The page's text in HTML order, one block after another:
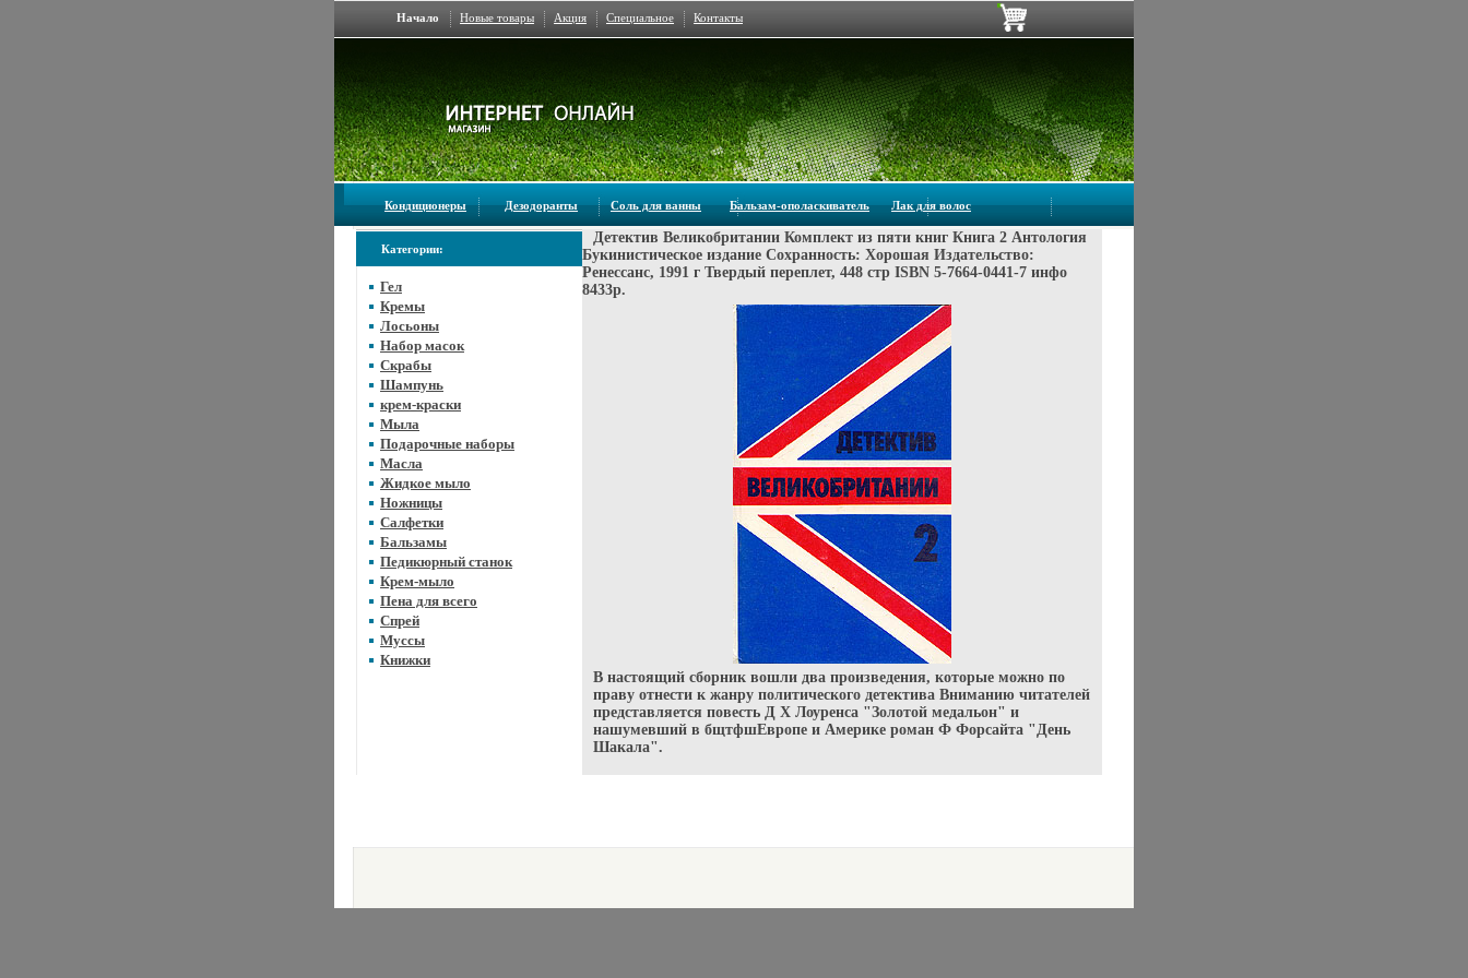
Начало Новые товары Акция Специальное Контакты
Кондиционеры Дезодоранты Соль для ванны Бальзам-ополаскиватель Лак для волос
Категории:
Гел
Кремы
Лосьоны
Набор масок
Скрабы
Шампунь
крем-краски
Мыла
Подарочные наборы
Масла
Жидкое мыло
Ножницы
Салфетки
Бальзамы
Педикюрный станок
Крем-мыло
Пена для всего
Спрей
Муссы
Книжки
Детектив Великобритании Комплект из пяти книг Книга 2 Антология
Букинистическое издание Сохранность: Хорошая Издательство:
Ренессанс, 1991 г Твердый переплет, 448 стр ISBN 5-7664-0441-7 инфо
8433p.
В настоящий сборник вошли два произведения, которые можно по
праву отнести к жанру политического детектива Вниманию читателей
представляется повесть Д Х Лоуренса "Золотой медальон" и
нашумевший в бщтфшЕвропе и Америке роман Ф Форсайта "День
Шакала".